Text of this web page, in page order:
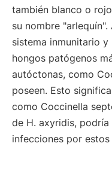
también blanco o
su nombre
sistema inmunitario
hongos patógenos
autóctonas, como
poseen. Esto
como Coccinella
de H. axyridis,
infecciones por